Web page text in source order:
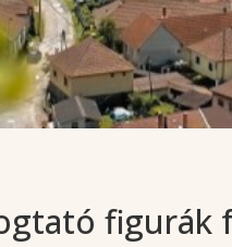
figurák